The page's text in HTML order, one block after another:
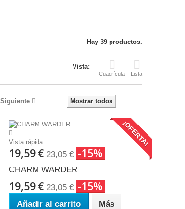
Hay 39 productos.
Vista:
Cuadrícula Lista
Mostrar todos
Siguiente
Vista rápida
19,59 € 23,05 € -15%
¡OFERTA!
CHARM WARDER
19,59 € 23,05 € -15%
Añadir al carrito Más